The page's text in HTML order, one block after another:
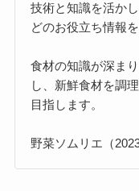
技術と知識を活か
どのお役立ち情報
食材の知識が深ま
し、新鮮食材を調
目指します。
野菜ソムリエ（